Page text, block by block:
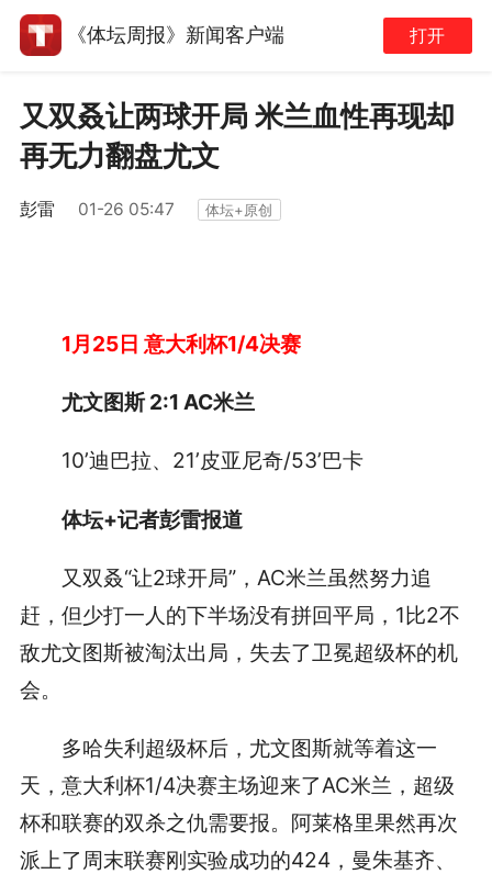
《体坛周报》新闻客户端 打开
又双叒让两球开局 米兰血性再现却
再无力翻盘尤文
彭雷 01-26 05:47 体坛+原创
1月25日 意大利杯1/4决赛
尤文图斯 2:1 AC米兰
10’迪巴拉、21’皮亚尼奇/53’巴卡
体坛+记者彭雷报道
又双叒“让2球开局”，AC米兰虽然努力追
赶，但少打一人的下半场没有拼回平局，1比2不
敌尤文图斯被淘汰出局，失去了卫冕超级杯的机
会。
多哈失利超级杯后，尤文图斯就等着这一
天，意大利杯1/4决赛主场迎来了AC米兰，超级
杯和联赛的双杀之仇需要报。阿莱格里果然再次
派上了周末联赛刚实验成功的424，曼朱基齐、